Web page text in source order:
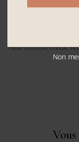
Disponible en
Fleur brodée, Métal,
Non